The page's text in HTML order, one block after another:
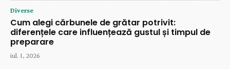
Diverse
Cum alegi cărbunele de grătar potrivit:
diferențele care influențează gustul și timpul de
preparare
iul. 1, 2026